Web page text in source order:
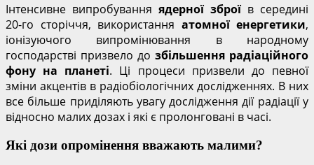
Інтенсивне випробування ядерної зброї в середині
20-го сторіччя, використання атомної енергетики,
іонізуючого випромінювання в народному
господарстві призвело до збільшення радіаційного
фону на планеті. Ці процеси призвели до певної
зміни акцентів в радіобіологічних дослідженнях. В них
все більше приділяють увагу дослідження дії радіації у
відносно малих дозах і які є пролонговані в часі.
Які дози опромінення вважають малими?